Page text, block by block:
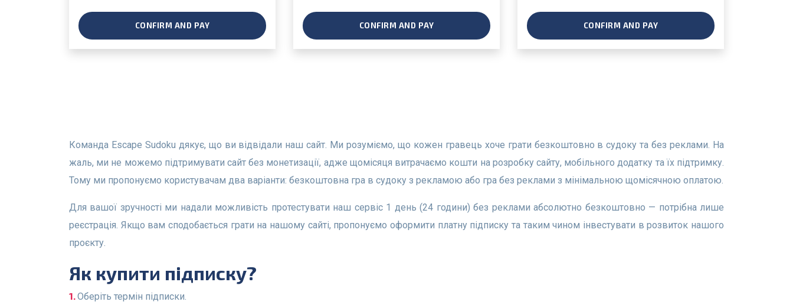
CONFIRM AND PAY CONFIRM AND PAY CONFIRM AND PAY
Команда Escape Sudoku дякує, що ви відвідали наш сайт. Ми розуміємо, що кожен гравець хоче грати безкоштовно в судоку та без реклами. На
жаль, ми не можемо підтримувати сайт без монетизації, адже щомісяця витрачаємо кошти на розробку сайту, мобільного додатку та їх підтримку.
Тому ми пропонуємо користувачам два варіанти: безкоштовна гра в судоку з рекламою або гра без реклами з мінімальною щомісячною оплатою.
Для вашої зручності ми надали можливість протестувати наш сервіс 1 день (24 години) без реклами абсолютно безкоштовно — потрібна лише
реєстрація. Якщо вам сподобається грати на нашому сайті, пропонуємо оформити платну підписку та таким чином інвестувати в розвиток нашого
проєкту.
Як купити підписку?
Оберіть термін підписки.